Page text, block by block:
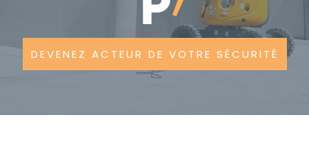
DEVENEZ ACTEUR DE VOTRE SÉCURITÉ